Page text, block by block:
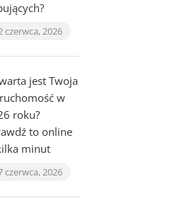
czerwca, 2026
jest Twoja
w
roku?
to online
minut
czerwca, 2026